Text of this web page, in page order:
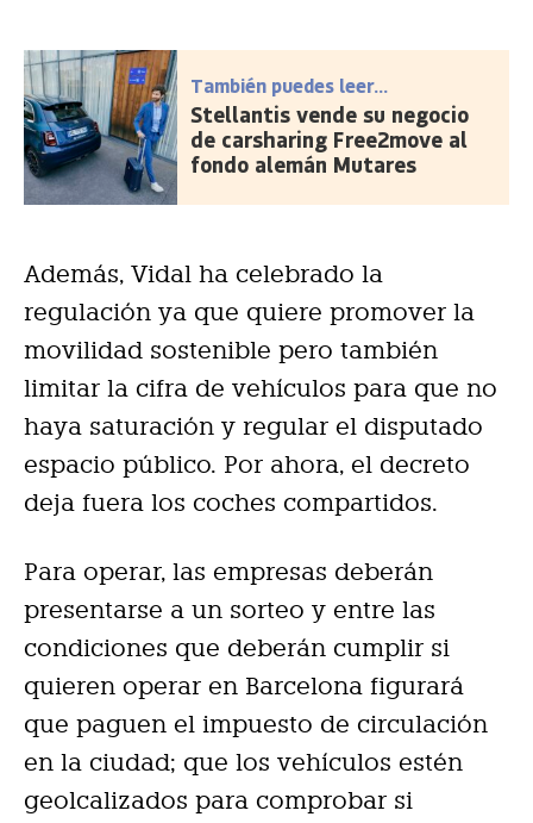
También puedes leer...
Stellantis vende su negocio
de carsharing Free2move al
fondo alemán Mutares
Además, Vidal ha celebrado la
regulación ya que quiere promover la
movilidad sostenible pero también
limitar la cifra de vehículos para que no
haya saturación y regular el disputado
espacio público. Por ahora, el decreto
deja fuera los coches compartidos.
Para operar, las empresas deberán
presentarse a un sorteo y entre las
condiciones que deberán cumplir si
quieren operar en Barcelona figurará
que paguen el impuesto de circulación
en la ciudad; que los vehículos estén
geolcalizados para comprobar si